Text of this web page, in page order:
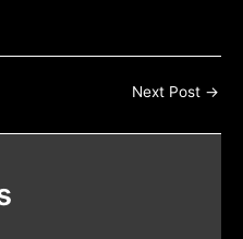
Next Post →